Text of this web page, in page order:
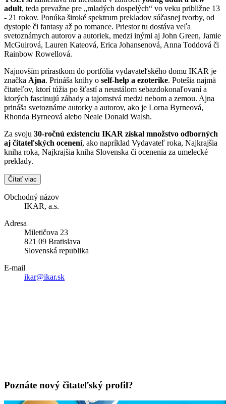
adult, teda prevažne pre „mladých dospelých“ vo veku približne 13
- 21 rokov. Ponúka široké spektrum prekladov súčasnej tvorby, od
dystopie či fantasy až po romance. Priestor tu dostáva veľa
svetoznámych autorov a autoriek, medzi inými aj John Green, Jamie
McGuirová, Lauren Kateová, Erica Johansenová, Anna Toddová či
Rainbow Rowellová.
Najnovším prírastkom do portfólia vydavateľského domu IKAR je
značka Ajna. Prináša knihy o self-help a ezoterike. Potešia najmä
čitateľov, ktorí túžia po šťastí a neustálom sebazdokonaľovaní a
ktorých fascinujú záhady a tajomstvá medzi nebom a zemou. Ajna
prináša svetoznáme autorky a autorov, ako je Lorna Byrneová,
Rhonda Byrneová alebo Neale Donald Walsh.
Za svoju 30-ročnú existenciu IKAR získal množstvo odborných
aj čitateľských ocenení, ako napríklad Vydavateľ roka, Najkrajšia
kniha roka, Najkrajšia kniha Slovenska či ocenenia za umelecké
preklady.
Čítať viac
Obchodný názov
IKAR, a.s.
Adresa
Miletičova 23
821 09 Bratislava
Slovenská republika
E-mail
ikar@ikar.sk
Poznáte nový čitateľský profil?